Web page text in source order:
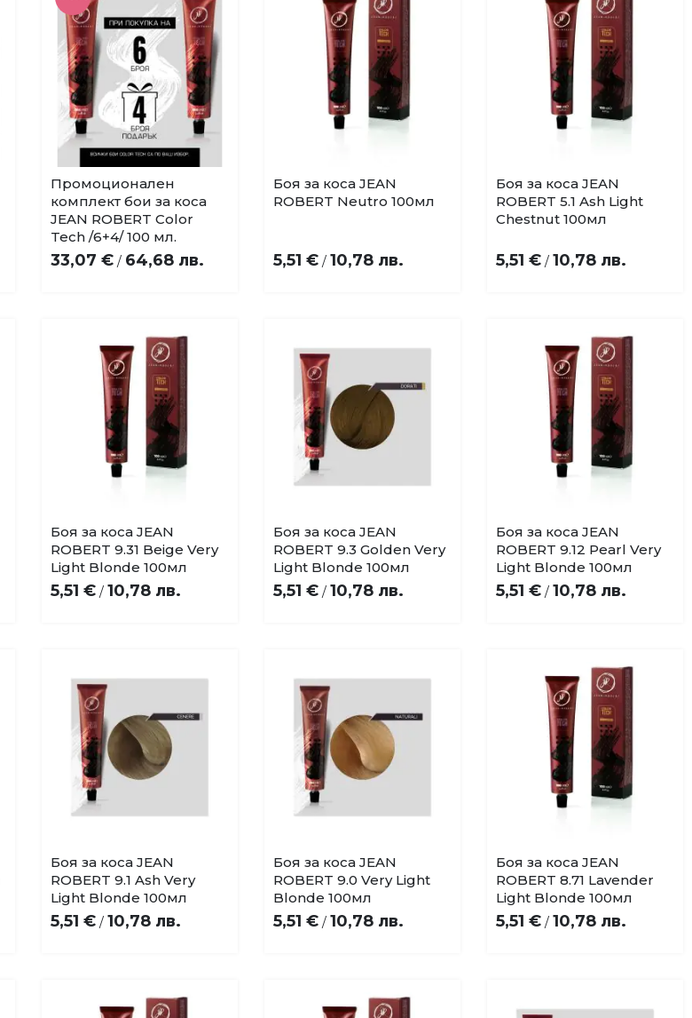
в
любими
Купи
Промоционален
комплект бои за коса
JEAN ROBERT Color
Tech /6+4/ 100 мл.
33,07 € / 64,68 лв.
Добави
в
Купи
Боя за коса JEAN
ROBERT Neutro 100мл
5,51 € / 10,78 лв.
Добави
в
Купи
Боя за коса JEAN
ROBERT 5.1 Ash Light
Chestnut 100мл
5,51 € / 10,78 лв.
Добави
в
любими
Купи
Боя за коса JEAN
ROBERT 9.31 Beige Very
Light Blonde 100мл
5,51 € / 10,78 лв.
Добави
в
любими
Купи
Боя за коса JEAN
ROBERT 9.3 Golden Very
Light Blonde 100мл
5,51 € / 10,78 лв.
Добави
в
любими
Купи
Боя за коса JEAN
ROBERT 9.12 Pearl Very
Light Blonde 100мл
5,51 € / 10,78 лв.
Добави
любими
Купи
Боя за коса JEAN
ROBERT 9.1 Ash Very
Light Blonde 100мл
5,51 € / 10,78 лв.
Добави
в
Купи
Боя за коса JEAN
ROBERT 9.0 Very Light
Blonde 100мл
5,51 € / 10,78 лв.
Добави
в
любими
Купи
Боя за коса JEAN
ROBERT 8.71 Lavender
Light Blonde 100мл
5,51 € / 10,78 лв.